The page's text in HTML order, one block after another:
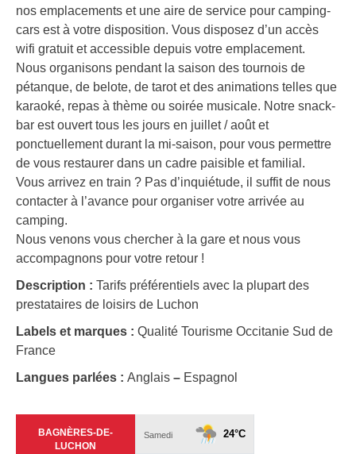
nos emplacements et une aire de service pour camping-
cars est à votre disposition. Vous disposez d’un accès
wifi gratuit et accessible depuis votre emplacement.
Nous organisons pendant la saison des tournois de
pétanque, de belote, de tarot et des animations telles que
karaoké, repas à thème ou soirée musicale. Notre snack-
bar est ouvert tous les jours en juillet / août et
ponctuellement durant la mi-saison, pour vous permettre
de vous restaurer dans un cadre paisible et familial.
Vous arrivez en train ? Pas d’inquiétude, il suffit de nous
contacter à l’avance pour organiser votre arrivée au
camping.
Nous venons vous chercher à la gare et nous vous
accompagnons pour votre retour !
Description : Tarifs préférentiels avec la plupart des
prestataires de loisirs de Luchon
Labels et marques : Qualité Tourisme Occitanie Sud de
France
Langues parlées : Anglais – Espagnol